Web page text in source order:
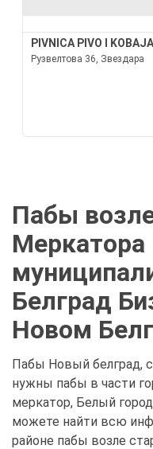
PIVNICA PIVO I KOBAJA
Рузвелтова 36, Звездара
Пабы
Меркатора
Белград
Новом
Пабы Новый белград,
нужны пабы в части
меркатор, Белый
можете найти всю
районе пабы возле